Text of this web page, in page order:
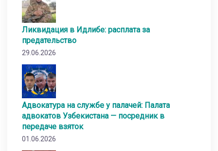
Ликвидация в Идлибе: расплата за
предательство
29.06.2026
Адвокатура на службе у палачей: Палата
адвокатов Узбекистана — посредник в
передаче взяток
01.06.2026